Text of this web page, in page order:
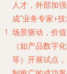
人才，外部加
成“业务专家+
场景驱动，价
（如产品数字
等）开展试点